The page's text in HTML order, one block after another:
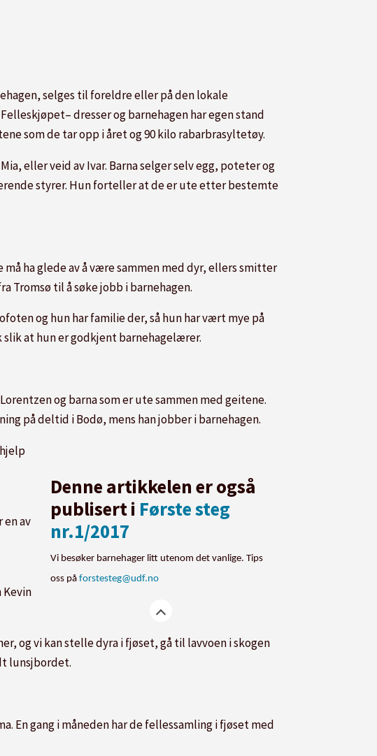
selges til foreldre eller på den lokale
dresser og barnehagen har egen stand
som de tar opp i året og 90 kilo rabarbrasyltetøy.
eller veid av Ivar. Barna selger selv egg, poteter og
styrer. Hun forteller at de er ute etter bestemte
ha glede av å være sammen med dyr, ellers smitter
Tromsø til å søke jobb i barnehagen.
og hun har familie der, så hun har vært mye på
at hun er godkjent barnehagelærer.
og barna som er ute sammen med geitene.
på deltid i Bodø, mens han jobber i barnehagen.
Denne artikkelen er også
publisert i Første steg
nr.1/2017
Vi besøker barnehager litt utenom det vanlige. Tips
oss påforstesteg@udf.no
en av
Kevin
og vi kan stelle dyra i fjøset, gå til lavvoen i skogen
lunsjbordet.
En gang i måneden har de fellessamling i fjøset med